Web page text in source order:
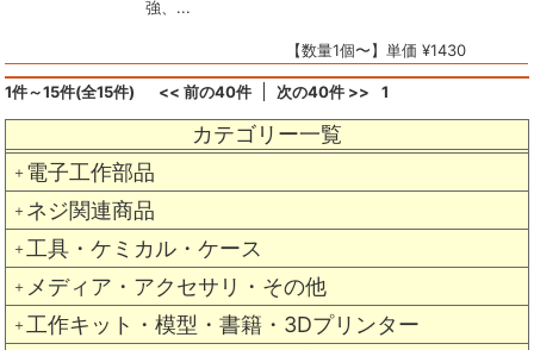
カテゴリー一覧
＋ 電子工作部品
＋ ネジ関連商品
＋ 工具・ケミカル・ケース
＋ メディア・アクセサリ・その他
＋ 工作キット・模型・書籍・3Dプリンター
強、...
【数量1個〜】単価 ¥1430
1件～15件(全15件) << 前の40件 次の40件 >> 1